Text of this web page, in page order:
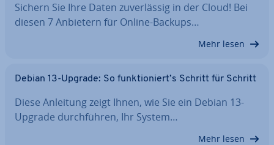
Sichern Sie Ihre Daten zu­ver­läs­sig in der Cloud! Bei
diesen 7 Anbietern für Online-Backups…
Mehr lesen
Debian 13-Upgrade: So funk­tio­niert’s Schritt für Schritt
Diese Anleitung zeigt Ihnen, wie Sie ein Debian 13-
Upgrade durch­füh­ren, Ihr System…
Mehr lesen